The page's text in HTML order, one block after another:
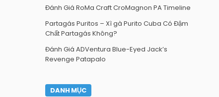
Đánh Giá RoMa Craft CroMagnon PA Timeline
Partagás Puritos – Xì gà Purito Cuba Có Đậm
Chất Partagás Không?
Đánh Giá ADVentura Blue-Eyed Jack’s
Revenge Patapalo
DANH MỤC